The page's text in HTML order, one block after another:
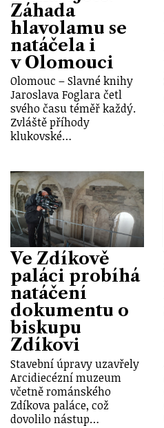
Záhada
hlavolamu se
natáčela i
v Olomouci
Olomouc – Slavné knihy
Jaroslava Foglara četl
svého času téměř každý.
Zvláště příhody
klukovské…
Ve Zdíkově
paláci probíhá
natáčení
dokumentu o
biskupu
Zdíkovi
Stavební úpravy uzavřely
Arcidiecézní muzeum
včetně románského
Zdíkova paláce, což
dovolilo nástup…